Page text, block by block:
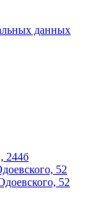
данных
244б
52
52